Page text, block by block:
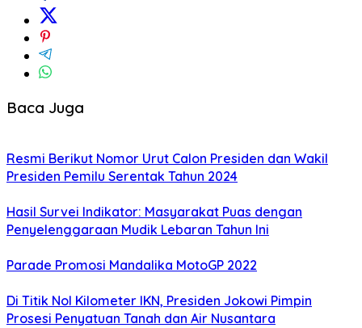
Baca Juga
Resmi Berikut Nomor Urut Calon Presiden dan Wakil
Presiden Pemilu Serentak Tahun 2024
Hasil Survei Indikator: Masyarakat Puas dengan
Penyelenggaraan Mudik Lebaran Tahun Ini
Parade Promosi Mandalika MotoGP 2022
Di Titik Nol Kilometer IKN, Presiden Jokowi Pimpin
Prosesi Penyatuan Tanah dan Air Nusantara